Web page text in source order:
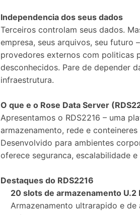
Independencia dos seus dados
Terceiros controlam seus dados.
empresa, seus arquivos, seu futuro
provedores externos com politicas
desconhecidos. Pare de depender
infraestrutura.
O que e o Rose Data Server
Apresentamos o RDS2216 – uma
armazenamento, rede e
Desenvolvido para ambientes
oferece seguranca, escalabilidade
Destaques do RDS2216
20 slots de armazenamento U.2
Armazenamento ultrarapido e